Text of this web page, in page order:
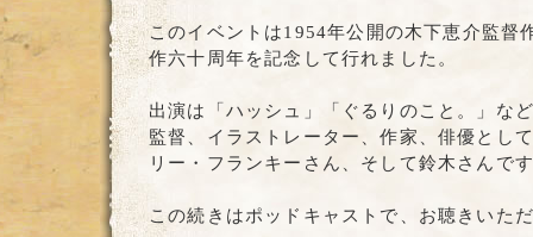
このイベントは1954年公開の木下恵介監督
作六十周年を記念して行れました。
出演は「ハッシュ」「ぐるりのこと。」な
監督、イラストレーター、作家、俳優とし
リー・フランキーさん、そして鈴木さんで
この続きはポッドキャストで、お聴きいた